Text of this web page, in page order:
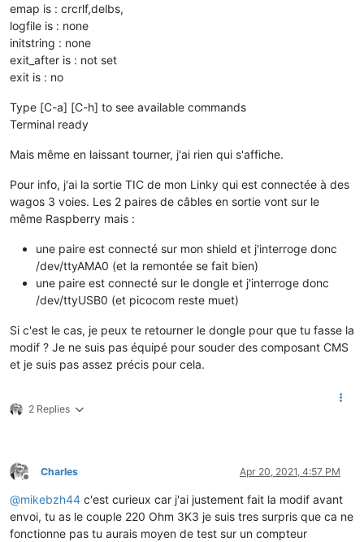
emap is : crcrlf,delbs,
logfile is : none
initstring : none
exit_after is : not set
exit is : no
Type [C-a] [C-h] to see available commands
Terminal ready
Mais même en laissant tourner, j'ai rien qui s'affiche.
Pour info, j'ai la sortie TIC de mon Linky qui est connectée à des
wagos 3 voies. Les 2 paires de câbles en sortie vont sur le
même Raspberry mais :
une paire est connecté sur mon shield et j'interroge donc
/dev/ttyAMA0 (et la remontée se fait bien)
une paire est connecté sur le dongle et j'interroge donc
/dev/ttyUSB0 (et picocom reste muet)
Si c'est le cas, je peux te retourner le dongle pour que tu fasse la
modif ? Je ne suis pas équipé pour souder des composant CMS
et je suis pas assez précis pour cela.
2 Replies
Offline
Charles Apr 20, 2021, 4:57 PM
@mikebzh44 c'est curieux car j'ai justement fait la modif avant
envoi, tu as le couple 220 Ohm 3K3 je suis tres surpris que ca ne
fonctionne pas tu aurais moyen de test sur un compteur